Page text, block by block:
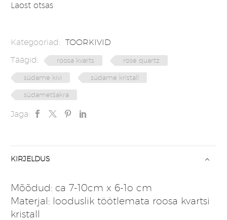
Laost otsas
Kategooriad: TOORKIVID
Täägid:
roosa kvarts rose quartz
südame kivi südame kristall
südametšakra
Jaga:
KIRJELDUS
Mõõdud: ca 7-10cm x 6-1o cm
Materjal: looduslik töötlemata roosa kvartsi
kristall